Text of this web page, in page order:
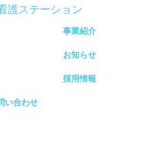
護ステーション
事業紹介
お知らせ
採用情報
い合わせ